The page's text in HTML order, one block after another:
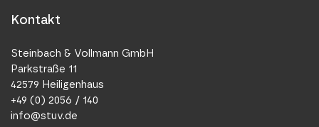
Kontakt
Steinbach & Vollmann GmbH
Parkstraße 11
42579 Heiligenhaus
+49 (0) 2056 / 140
info@stuv.de